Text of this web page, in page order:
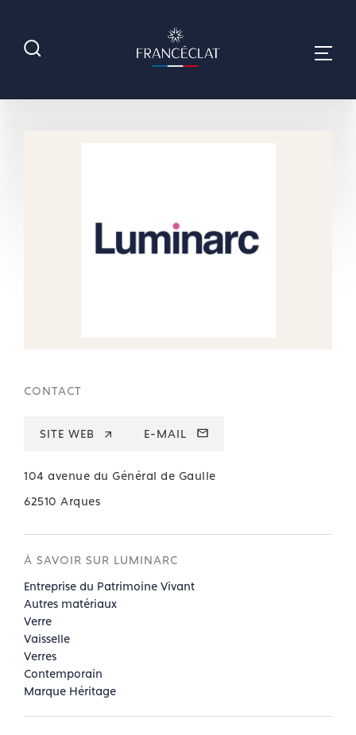
CONTACT
SITE WEB E-MAIL
104 avenue du Général de Gaulle
62510 Arques
À SAVOIR SUR LUMINARC
Entreprise du Patrimoine Vivant
Autres matériaux
Verre
Vaisselle
Verres
Contemporain
Marque Héritage